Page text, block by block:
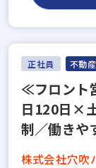
正社員 不動産
≪フロント
日120日×
制／働きや
株式会社穴吹